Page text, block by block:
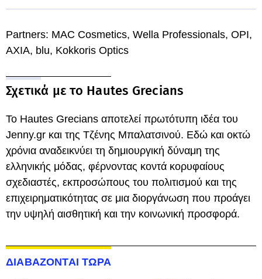
Partners: MAC Cosmetics, Wella Professionals, OPI,
AXIA, blu, Kokkoris Optics
Σχετικά με το Hautes Grecians
Το Hautes Grecians αποτελεί πρωτότυπη ιδέα του
Jenny.gr και της Τζένης Μπαλατσινού. Εδώ και οκτώ
χρόνια αναδεικνύει τη δημιουργική δύναμη της
ελληνικής μόδας, φέρνοντας κοντά κορυφαίους
σχεδιαστές, εκπροσώπους του πολιτισμού και της
επιχειρηματικότητας σε μια διοργάνωση που προάγει
την υψηλή αισθητική και την κοινωνική προσφορά.
ΔΙΑΒΑΖΟΝΤΑΙ ΤΩΡΑ